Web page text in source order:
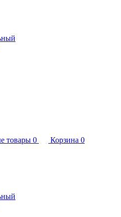
товары 0 Корзина 0